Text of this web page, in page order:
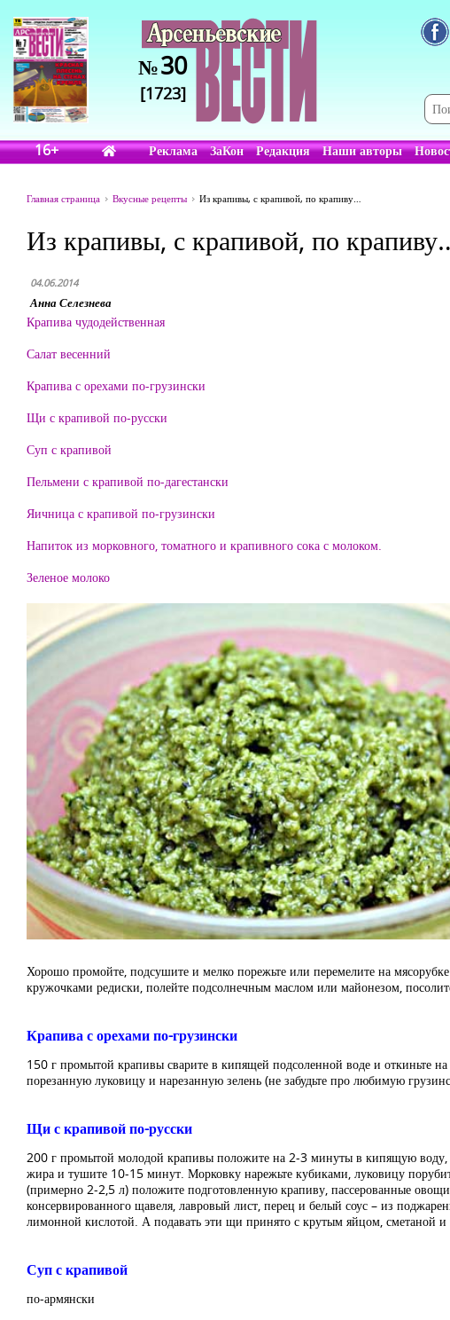
№30
[1723]
16+ Реклама ЗаКон Редакция Наши авторы
Главная страница Вкусные рецепты Из крапивы, с крапивой, по крапиву…
Из крапивы, с крапивой, по
04.06.2014
Анна Селезнева
Крапива чудодейственная
Салат весенний
Крапива с орехами по-грузински
Щи с крапивой по-русски
Суп с крапивой
Пельмени с крапивой по-дагестански
Яичница с крапивой по-грузински
Напиток из морковного, томатного и крапивного сока с молоком.
Зеленое молоко
Хорошо промойте, подсушите и мелко порежьте или перемелите на
кружочками редиски, полейте подсолнечным маслом или майонезом,
Крапива с орехами по-грузински
150 г промытой крапивы сварите в кипящей подсоленной воде и откиньте
порезанную луковицу и нарезанную зелень (не забудьте про любимую
Щи с крапивой по-русски
200 г промытой молодой крапивы положите на 2-3 минуты в кипящую воду,
жира и тушите 10-15 минут. Морковку нарежьте кубиками, луковицу
(примерно 2-2,5 л) положите подготовленную крапиву, пассерованные
консервированного щавеля, лавровый лист, перец и белый соус – из
лимонной кислотой. А подавать эти щи принято с крутым яйцом, сметаной и
Суп с крапивой
по-армянски